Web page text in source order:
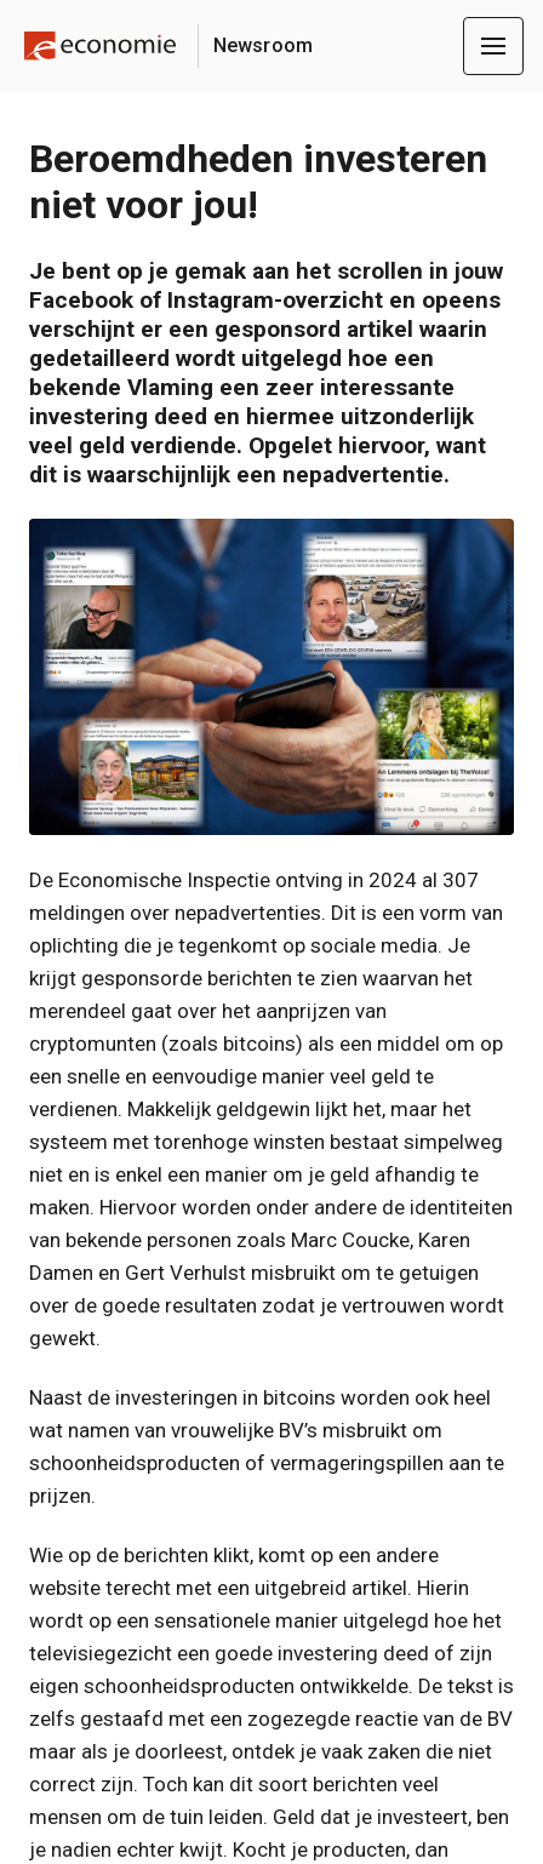
Newsroom
Beroemdheden investeren
niet voor jou!
Je bent op je gemak aan het scrollen in jouw
Facebook of Instagram-overzicht en opeens
verschijnt er een gesponsord artikel waarin
gedetailleerd wordt uitgelegd hoe een
bekende Vlaming een zeer interessante
investering deed en hiermee uitzonderlijk
veel geld verdiende. Opgelet hiervoor, want
dit is waarschijnlijk een nepadvertentie.
JPG
De Economische Inspectie ontving in 2024 al 307
meldingen over nepadvertenties. Dit is een vorm van
oplichting die je tegenkomt op sociale media. Je
krijgt gesponsorde berichten te zien waarvan het
merendeel gaat over het aanprijzen van
cryptomunten (zoals bitcoins) als een middel om op
een snelle en eenvoudige manier veel geld te
verdienen. Makkelijk geldgewin lijkt het, maar het
systeem met torenhoge winsten bestaat simpelweg
niet en is enkel een manier om je geld afhandig te
maken. Hiervoor worden onder andere de identiteiten
van bekende personen zoals Marc Coucke, Karen
Damen en Gert Verhulst misbruikt om te getuigen
over de goede resultaten zodat je vertrouwen wordt
gewekt.
Naast de investeringen in bitcoins worden ook heel
wat namen van vrouwelijke BV’s misbruikt om
schoonheidsproducten of vermageringspillen aan te
prijzen.
Wie op de berichten klikt, komt op een andere
website terecht met een uitgebreid artikel. Hierin
wordt op een sensationele manier uitgelegd hoe het
televisiegezicht een goede investering deed of zijn
eigen schoonheidsproducten ontwikkelde. De tekst is
zelfs gestaafd met een zogezegde reactie van de BV
maar als je doorleest, ontdek je vaak zaken die niet
correct zijn. Toch kan dit soort berichten veel
mensen om de tuin leiden. Geld dat je investeert, ben
je nadien echter kwijt. Kocht je producten, dan